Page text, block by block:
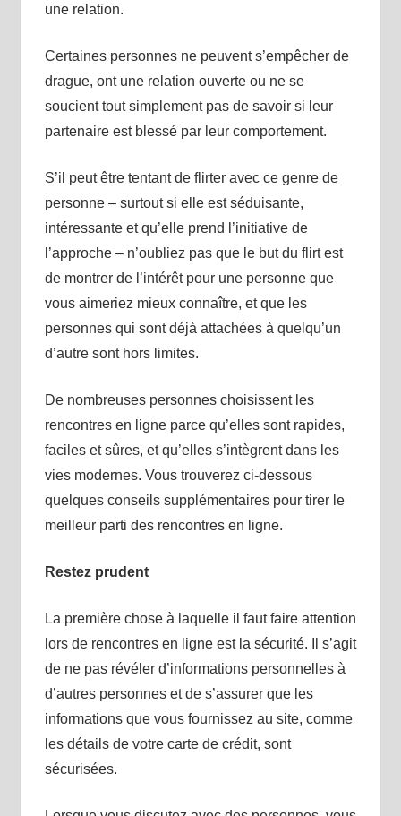
une relation.
Certaines personnes ne peuvent s’empêcher de
drague, ont une relation ouverte ou ne se
soucient tout simplement pas de savoir si leur
partenaire est blessé par leur comportement.
S’il peut être tentant de flirter avec ce genre de
personne – surtout si elle est séduisante,
intéressante et qu’elle prend l’initiative de
l’approche – n’oubliez pas que le but du flirt est
de montrer de l’intérêt pour une personne que
vous aimeriez mieux connaître, et que les
personnes qui sont déjà attachées à quelqu’un
d’autre sont hors limites.
De nombreuses personnes choisissent les
rencontres en ligne parce qu’elles sont rapides,
faciles et sûres, et qu’elles s’intègrent dans les
vies modernes. Vous trouverez ci-dessous
quelques conseils supplémentaires pour tirer le
meilleur parti des rencontres en ligne.
Restez prudent
La première chose à laquelle il faut faire attention
lors de rencontres en ligne est la sécurité. Il s’agit
de ne pas révéler d’informations personnelles à
d’autres personnes et de s’assurer que les
informations que vous fournissez au site, comme
les détails de votre carte de crédit, sont
sécurisées.